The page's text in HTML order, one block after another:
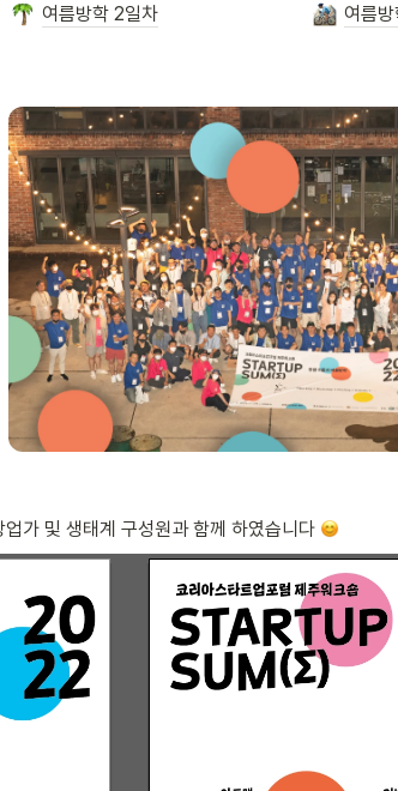
여름방학 2일차 여름
가 및 생태계 구성원과 함께 하였습니다